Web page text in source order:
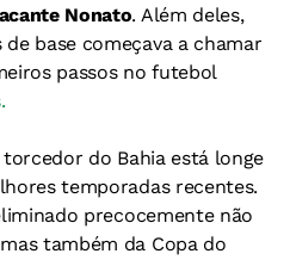
Nonato. Além deles,
base começava a chamar
passos no futebol
do Bahia está longe
temporadas recentes.
precocemente não
também da Copa do